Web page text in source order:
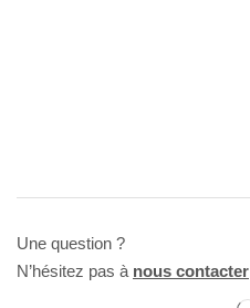
Une question ?
N’hésitez pas à nous contacter